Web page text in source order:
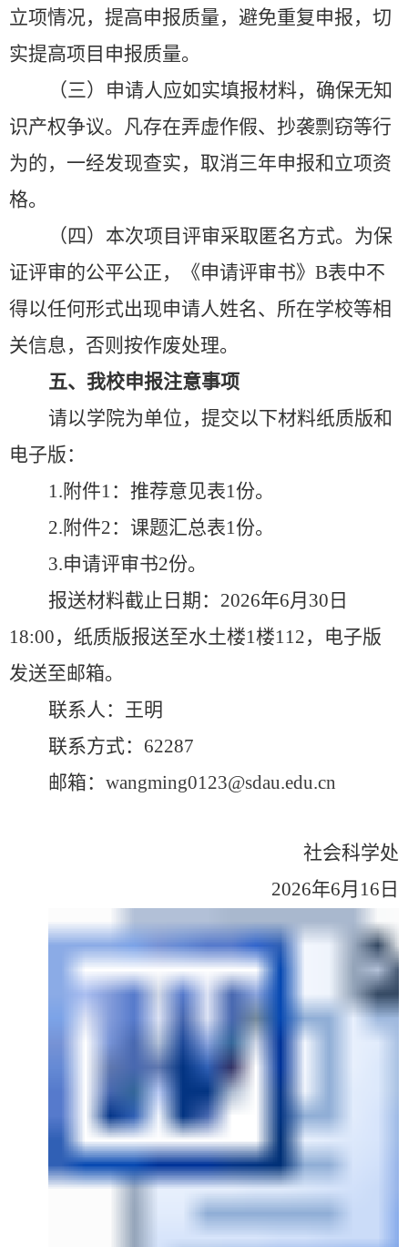
立项情况，提高申报质量，避免重复申报，切
实提高项目申报质量。
（三）申请人应如实填报材料，确保无知
识产权争议。凡存在弄虚作假、抄袭剽窃等行
为的，一经发现查实，取消三年申报和立项资
格。
（四）本次项目评审采取匿名方式。为保
证评审的公平公正，《申请评审书》 B表中不
得以任何形式出现申请人姓名、所在学校等相
关信息，否则按作废处理。
五、我校申报注意事项
请以学院为单位，提交以下材料纸质版和
电子版：
1.附件1：推荐意见表1份。
2.附件2：课题汇总表1份。
3.申请评审书2份。
报送材料截止日期： 2026年6月 30 日
18:00，纸质版报送至水土楼1楼112，电子版
发送至邮箱。
联系人：王明
联系方式： 62287
邮箱： wangming0123@sdau.edu.cn
社会科学处
2026年6月 16 日